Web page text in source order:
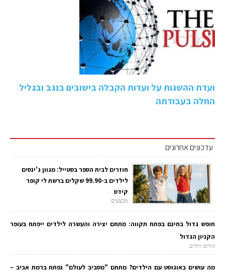
ועדת ההשגות על ועדות הקבלה בישובים בנגב ובגליל
החלה בעבודתה
עדכונים אחרונים
חוזרים לבית הספר בסטייל: מגוון ג'ינסים
לילדים ב-99.90 שקלים ברשת לי קופר
קידס
מבצעים
חופש גדול בחינם בפתח תקווה: מתחם יצירה והעשרה לילדים ייפתח בעופר
הקניון הגדול
הורים וילדים
מה עושים באוגוסט עם הילדים? מתחם "מסביב לעולם" נפתח ברמת אביב –